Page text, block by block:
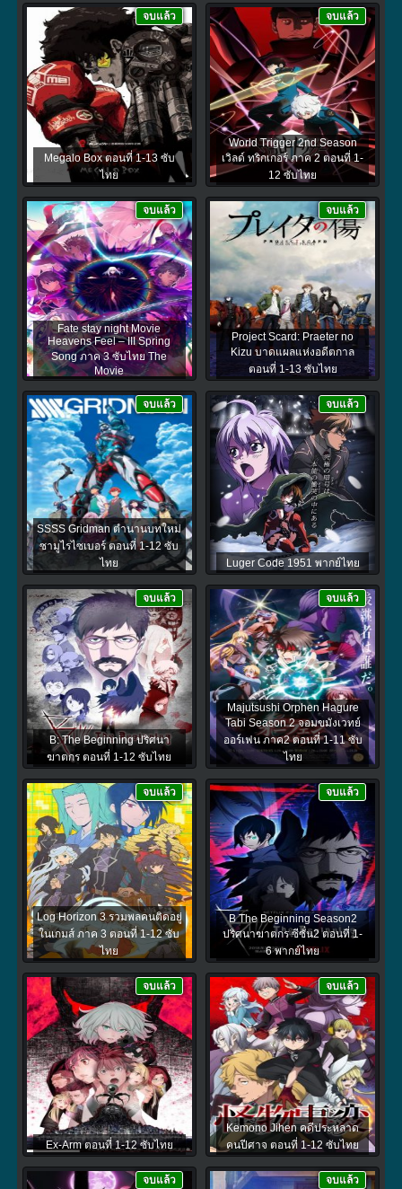
Megalo Box ตอนที่ 1-13 ซับ
ไทย
จบแล้ว
World Trigger 2nd Season
เวิลด์ ทริกเกอร์ ภาค 2 ตอนที่ 1-
12 ซับไทย
จบแล้ว
Fate stay night Movie
Heavens Feel – III Spring
Song ภาค 3 ซับไทย The
Movie
จบแล้ว
Project Scard: Praeter no
Kizu บาดแผลแห่งอดีตกาล
ตอนที่ 1-13 ซับไทย
จบแล้ว
SSSS Gridman ตำนานบทใหม่
ซามูไรไซเบอร์ ตอนที่ 1-12 ซับ
ไทย
จบแล้ว
Luger Code 1951 พากย์ไทย
จบแล้ว
B: The Beginning ปริศนา
ฆาตกร ตอนที่ 1-12 ซับไทย
จบแล้ว
Majutsushi Orphen Hagure
Tabi Season 2 จอมขมังเวทย์
ออร์เฟน ภาค2 ตอนที่ 1-11 ซับ
ไทย
จบแล้ว
Log Horizon 3 รวมพลคนติดอยู่
ในเกมส์ ภาค 3 ตอนที่ 1-12 ซับ
ไทย
จบแล้ว
B The Beginning Season2
ปริศนาฆาตกร ซีซั่น2 ตอนที่ 1-
6 พากย์ไทย
จบแล้ว
Ex-Arm ตอนที่ 1-12 ซับไทย
จบแล้ว
Kemono Jihen คดีประหลาด
คนปีศาจ ตอนที่ 1-12 ซับไทย
จบแล้ว
จบแล้ว จบแล้ว